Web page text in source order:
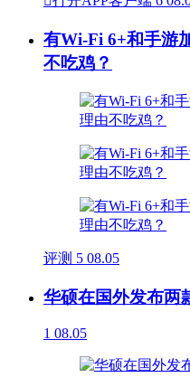
有Wi-Fi 6+和手游
不吃鸡？
评测 5 08.05
华硕在国外发布两
1 08.05